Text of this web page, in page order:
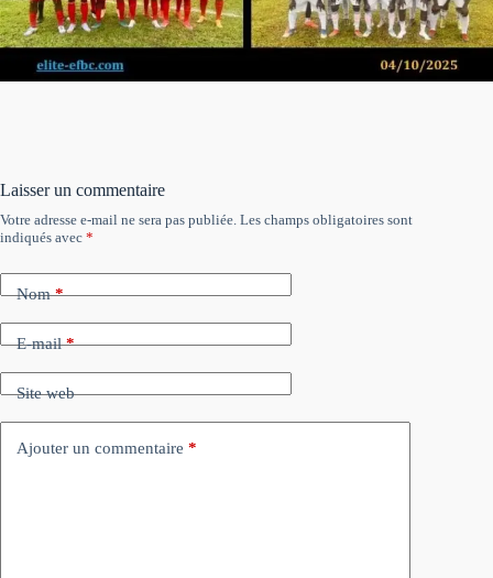
Laisser un commentaire
Votre adresse e-mail ne sera pas publiée. Les champs obligatoires sont
indiqués avec *
Nom*
E-mail*
Site web
Ajouter un commentaire *